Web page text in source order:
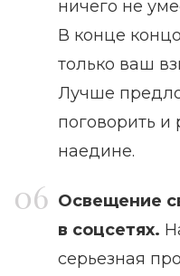
ничего не
В конце
только ваш
Лучше
поговорить и
наедине.
Освещение
в соцсетях.
серьезная